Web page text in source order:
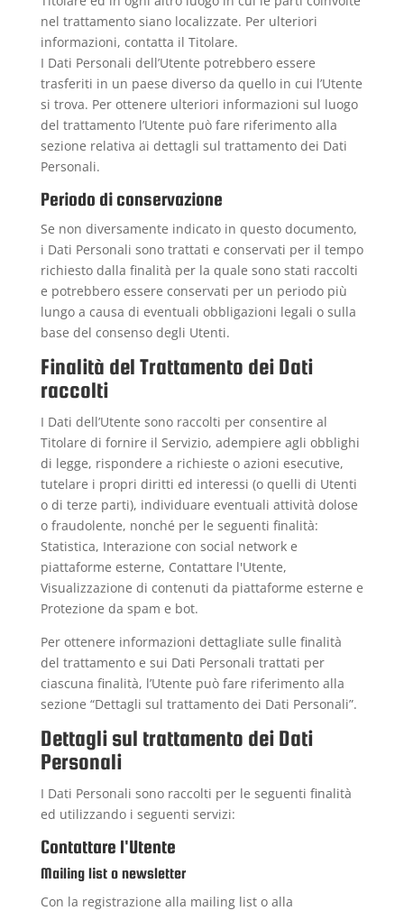
nel trattamento siano localizzate. Per ulteriori
informazioni, contatta il Titolare.
I Dati Personali dell’Utente potrebbero essere
trasferiti in un paese diverso da quello in cui l’Utente
si trova. Per ottenere ulteriori informazioni sul luogo
del trattamento l’Utente può fare riferimento alla
sezione relativa ai dettagli sul trattamento dei Dati
Personali.
Periodo di conservazione
Se non diversamente indicato in questo documento,
i Dati Personali sono trattati e conservati per il tempo
richiesto dalla finalità per la quale sono stati raccolti
e potrebbero essere conservati per un periodo più
lungo a causa di eventuali obbligazioni legali o sulla
base del consenso degli Utenti.
Finalità del Trattamento dei Dati
raccolti
I Dati dell’Utente sono raccolti per consentire al
Titolare di fornire il Servizio, adempiere agli obblighi
di legge, rispondere a richieste o azioni esecutive,
tutelare i propri diritti ed interessi (o quelli di Utenti
o di terze parti), individuare eventuali attività dolose
o fraudolente, nonché per le seguenti finalità:
Statistica, Interazione con social network e
piattaforme esterne, Contattare l'Utente,
Visualizzazione di contenuti da piattaforme esterne e
Protezione da spam e bot.
Per ottenere informazioni dettagliate sulle finalità
del trattamento e sui Dati Personali trattati per
ciascuna finalità, l’Utente può fare riferimento alla
sezione “Dettagli sul trattamento dei Dati Personali”.
Dettagli sul trattamento dei Dati
Personali
I Dati Personali sono raccolti per le seguenti finalità
ed utilizzando i seguenti servizi:
Contattare l'Utente
Mailing list o newsletter
Con la registrazione alla mailing list o alla